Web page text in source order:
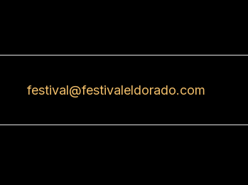
festival@festivaleldorado.com